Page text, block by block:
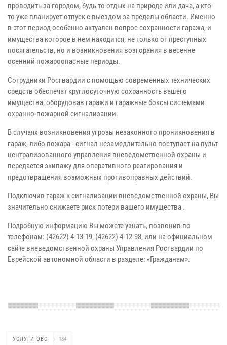
проводить за городом, будь то отдых на природе или дача, а кто-
то уже планирует отпуск с выездом за пределы области. Именно
в этот период особенно актуален вопрос сохранности гаража, и
имущества которое в нем находится, не только от преступных
посягательств, но и возникновения возгорания в весенне
осенний пожароопасные периоды.
Сотрудники Росгвардии с помощью современных технических
средств обеспечат круглосуточную сохранность вашего
имущества, оборудовав гаражи и гаражные боксы системами
охранно-пожарной сигнализации.
В случаях возникновения угрозы незаконного проникновения в
гараж, либо пожара - сигнал незамедлительно поступает на пульт
централизованного управления вневедомственной охраны и
передается экипажу для оперативного реагирования и
предотвращения возможных противоправных действий.
Подключив гараж к сигнализации вневедомственной охраны, Вы
значительно снижаете риск потери вашего имущества .
Подробную информацию Вы можете узнать, позвонив по
телефонам: (42622) 4-13-19, (42622) 4-12-98, или на официальном
сайте вневедомственной охраны Управления Росгвардии по
Еврейской автономной области в разделе: «Гражданам».
УСЛУГИ ОВО 184